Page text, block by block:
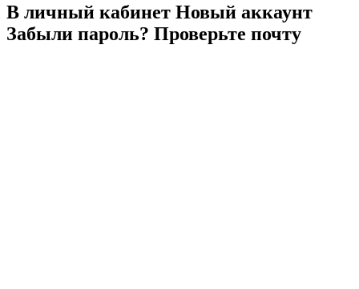
В личный кабинет Новый аккаунт
Забыли пароль? Проверьте почту